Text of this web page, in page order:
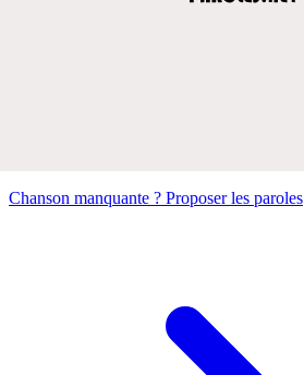
Chanson manquante ? Proposer les paroles